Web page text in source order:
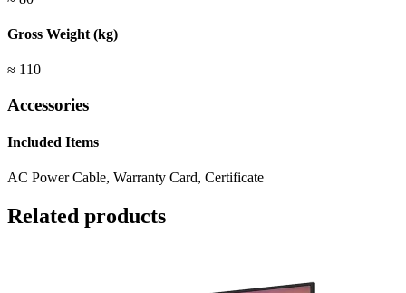
Gross Weight (kg)
≈ 110
Accessories
Included Items
AC Power Cable, Warranty Card, Certificate
Related products